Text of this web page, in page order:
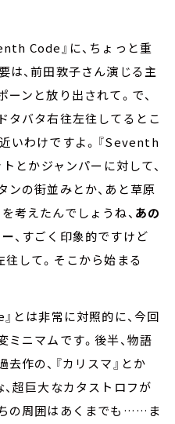
Code』に、ちょっと重
は、前田敦子さん演じる主
ンと放り出されて。で、
タバタ右往左往してるとこ
いわけですよ。『Seventh
とかジャンパーに対して、
ンの街並みとか、あと草原
考えたんでしょうね、 あの
、すごく印象的ですけど
往して。そこから始まる
とは非常に対照的に、今回
ミニマムです。後半、物語
作の、『カリスマ』とか
、超巨大なカタストロフが
の周囲はあくまでも……ま